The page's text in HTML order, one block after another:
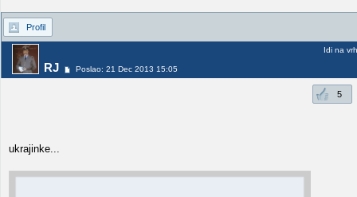
Profil
RJ Poslao: 21 Dec 2013 15:05
Idi na vrh
5
ukrajinke...